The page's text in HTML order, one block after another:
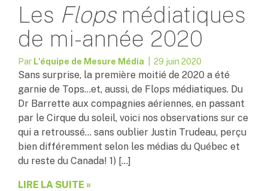
Les Flopsmédiatiques
de mi-année 2020
Par L'équipe de Mesure Média | 29 juin 2020
Sans surprise, la première moitié de 2020 a été
garnie de Tops…et, aussi, de Flops médiatiques. Du
Dr Barrette aux compagnies aériennes, en passant
par le Cirque du soleil, voici nos observations sur ce
qui a retroussé… sans oublier Justin Trudeau, perçu
bien différemment selon les médias du Québec et
du reste du Canada! 1) […]
LIRE LA SUITE »